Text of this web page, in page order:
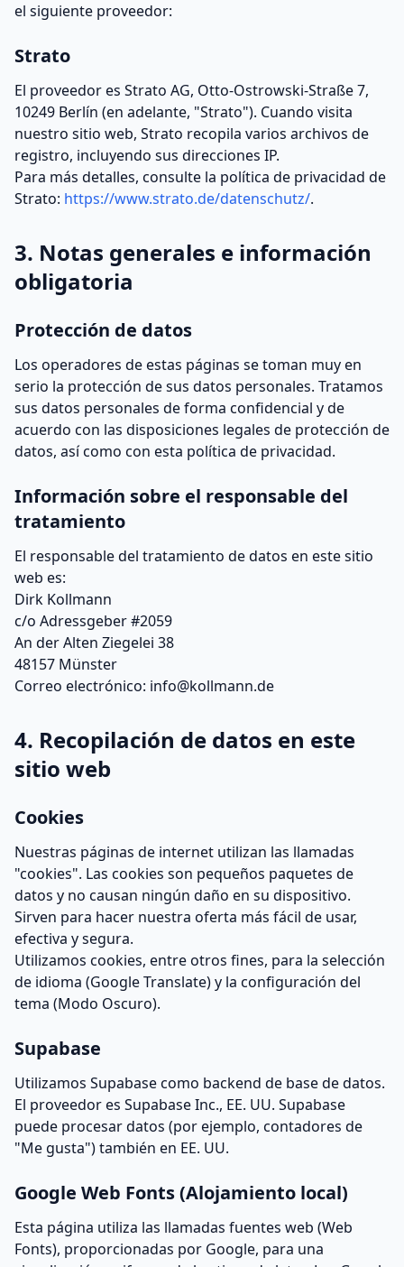
el siguiente proveedor:
Strato
El proveedor es Strato AG, Otto-Ostrowski-Straße 7,
10249 Berlín (en adelante, "Strato"). Cuando visita
nuestro sitio web, Strato recopila varios archivos de
registro, incluyendo sus direcciones IP.
Para más detalles, consulte la política de privacidad de
Strato: https://www.strato.de/datenschutz/.
3. Notas generales e información
obligatoria
Protección de datos
Los operadores de estas páginas se toman muy en
serio la protección de sus datos personales. Tratamos
sus datos personales de forma confidencial y de
acuerdo con las disposiciones legales de protección de
datos, así como con esta política de privacidad.
Información sobre el responsable del
tratamiento
El responsable del tratamiento de datos en este sitio
web es:
Dirk Kollmann
c/o Adressgeber #2059
An der Alten Ziegelei 38
48157 Münster
Correo electrónico: info@kollmann.de
4. Recopilación de datos en este
sitio web
Cookies
Nuestras páginas de internet utilizan las llamadas
"cookies". Las cookies son pequeños paquetes de
datos y no causan ningún daño en su dispositivo.
Sirven para hacer nuestra oferta más fácil de usar,
efectiva y segura.
Utilizamos cookies, entre otros fines, para la selección
de idioma (Google Translate) y la configuración del
tema (Modo Oscuro).
Supabase
Utilizamos Supabase como backend de base de datos.
El proveedor es Supabase Inc., EE. UU. Supabase
puede procesar datos (por ejemplo, contadores de
"Me gusta") también en EE. UU.
Google Web Fonts (Alojamiento local)
Esta página utiliza las llamadas fuentes web (Web
Fonts), proporcionadas por Google, para una